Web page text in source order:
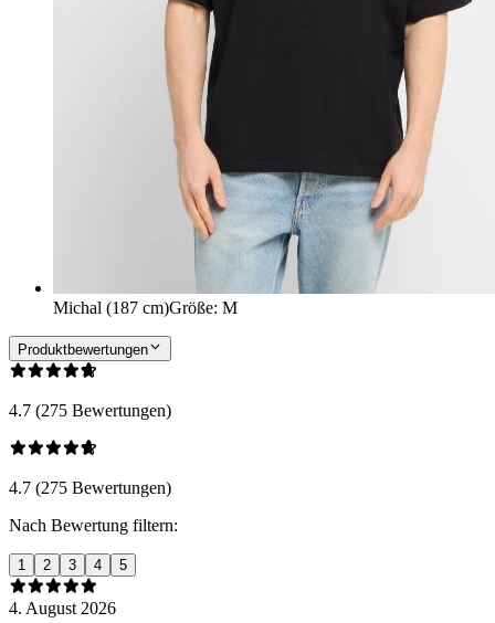
Michal (187 cm)Größe: M
Produktbewertungen
4.7 (275 Bewertungen)
4.7 (275 Bewertungen)
Nach Bewertung filtern:
1 2 3 4 5
4. August 2026